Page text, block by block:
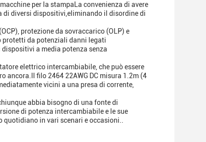
per la stampaLa convenienza di avere
diversi dispositivi,eliminando il disordine di
protezione da sovraccarico (OLP) e
protetti da potenziali danni legati
a media potenza senza
elettrico intercambiabile, che può essere
filo 2464 22AWG DC misura 1.2m (4
vicini a una presa di corrente,
abbia bisogno di una fonte di
di potenza intercambiabile e le sue
in vari scenari e occasioni..